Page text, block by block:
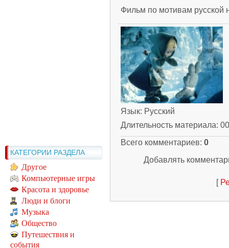
КАТЕГОРИИ РАЗДЕЛА
Другое
Компьютерные игры
Красота и здоровье
Люди и блоги
Музыка
Общество
Путешествия и
события
Фильм по мотивам русской
Язык: Русский
Длительность материала:
Всего комментариев: 0
Добавлять
[